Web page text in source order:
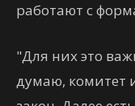
работают с
"Для них это
думаю, комитет